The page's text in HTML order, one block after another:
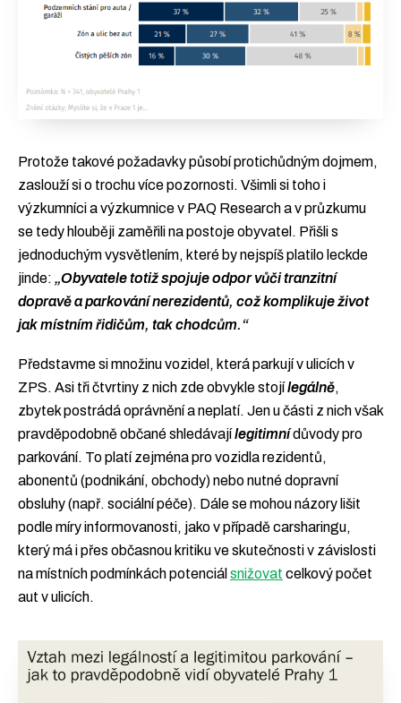
Protože takové požadavky působí protichůdným dojmem,
zaslouží si o trochu více pozornosti. Všimli si toho i
výzkumníci a výzkumnice v PAQ Research a v průzkumu
se tedy hlouběji zaměřili na postoje obyvatel. Přišli s
jednoduchým vysvětlením, které by nejspíš platilo leckde
jinde: „Obyvatele totiž spojuje odpor vůči tranzitní
dopravě a parkování nerezidentů, což komplikuje život
jak místním řidičům, tak chodcům.“
Představme si množinu vozidel, která parkují v ulicích v
ZPS. Asi tři čtvrtiny z nich zde obvykle stojílegálně,
zbytek postrádá oprávnění a neplatí. Jen u části z nich však
pravděpodobně občané shledávajílegitimnídůvody pro
parkování. To platí zejména pro vozidla rezidentů,
abonentů (podnikání, obchody) nebo nutné dopravní
obsluhy (např. sociální péče). Dále se mohou názory lišit
podle míry informovanosti, jako v případě carsharingu,
který má i přes občasnou kritiku ve skutečnosti v závislosti
na místních podmínkách potenciál snižovat celkový počet
aut v ulicích.